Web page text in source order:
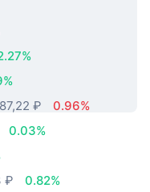
₽
0.96%
0.03%
₽
0.82%